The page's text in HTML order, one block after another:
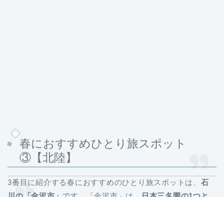
春におすすめひとり旅スポット
③【北陸】
3番目に紹介する春におすすめのひとり旅スポットは、 石